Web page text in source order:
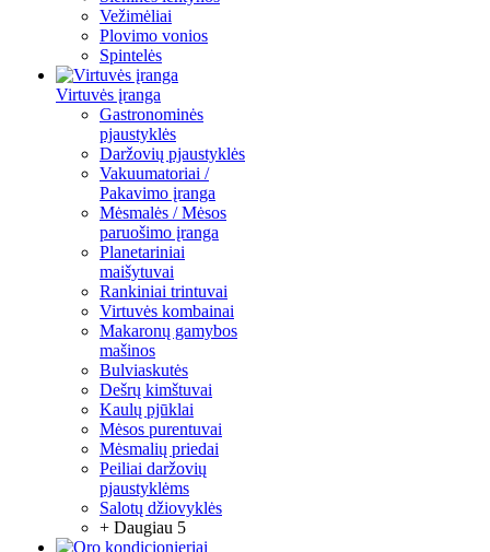
Vežimėliai
Plovimo vonios
Spintelės
Virtuvės įranga
Gastronominės
pjaustyklės
Daržovių pjaustyklės
Vakuumatoriai /
Pakavimo įranga
Mėsmalės / Mėsos
paruošimo įranga
Planetariniai
maišytuvai
Rankiniai trintuvai
Virtuvės kombainai
Makaronų gamybos
mašinos
Bulviaskutės
Dešrų kimštuvai
Kaulų pjūklai
Mėsos purentuvai
Mėsmalių priedai
Peiliai daržovių
pjaustyklėms
Salotų džiovyklės
+ Daugiau 5